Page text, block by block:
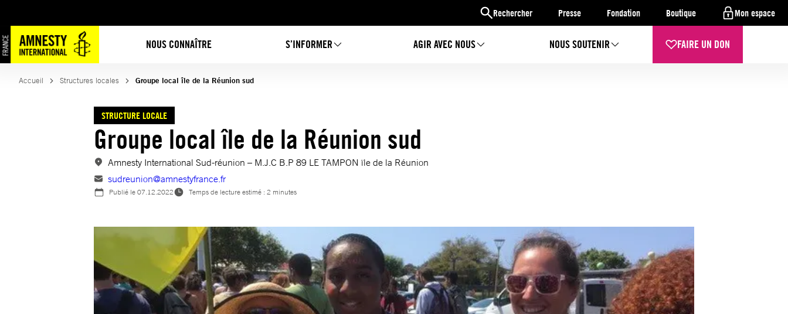
Rechercher Presse Fondation Boutique Mon espace
NOUS CONNAÎTRE S’INFORMER AGIR AVEC NOUS NOUS SOUTENIR FAIRE UN DON
au
contenu
Accueil Structures locales Groupe local île de la Réunion sud
STRUCTURE LOCALE
Groupe local île de la Réunion sud
Amnesty International Sud-réunion – M.J.C B.P 89 LE TAMPON ïle de la Réunion
sudreunion@amnestyfrance.fr
Publié le07.12.2022 Temps de lecture estimé : 2 minutes